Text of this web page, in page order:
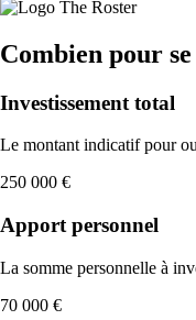
Combien pour
Investissement total
Le montant indicatif pour
250 000 €
Apport personnel
La somme personnelle à
70 000 €